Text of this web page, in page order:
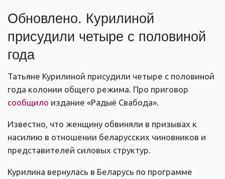
Обновлено. Курилиной
присудили четыре с половиной
года
Татьяне Курилиной присудили четыре с половиной
года колонии общего режима. Про приговор
сообщило издание «Радыё Свабода».
Известно, что женщину обвиняли в призывах к
насилию в отношении беларусских чиновников и
представителей силовых структур.
Курилина вернулась в Беларусь по программе